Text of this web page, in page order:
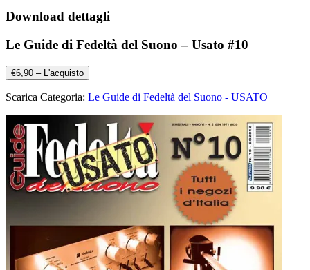
Download dettagli
Le Guide di Fedeltà del Suono – Usato #10
€6,90 – L'acquisto
Scarica Categoria: Le Guide di Fedeltà del Suono - USATO